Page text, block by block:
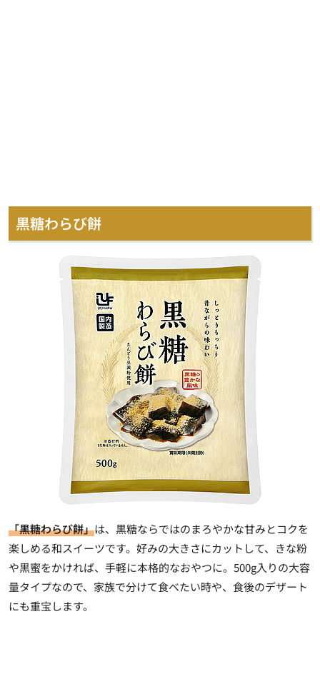
黒糖わらび餅
「黒糖わらび餅」は、黒糖ならではのまろやかな甘みとコクを
楽しめる和スイーツです。好みの大きさにカットして、きな粉
や黒蜜をかければ、手軽に本格的なおやつに。500g入りの大容
量タイプなので、家族で分けて食べたい時や、食後のデザート
にも重宝します。